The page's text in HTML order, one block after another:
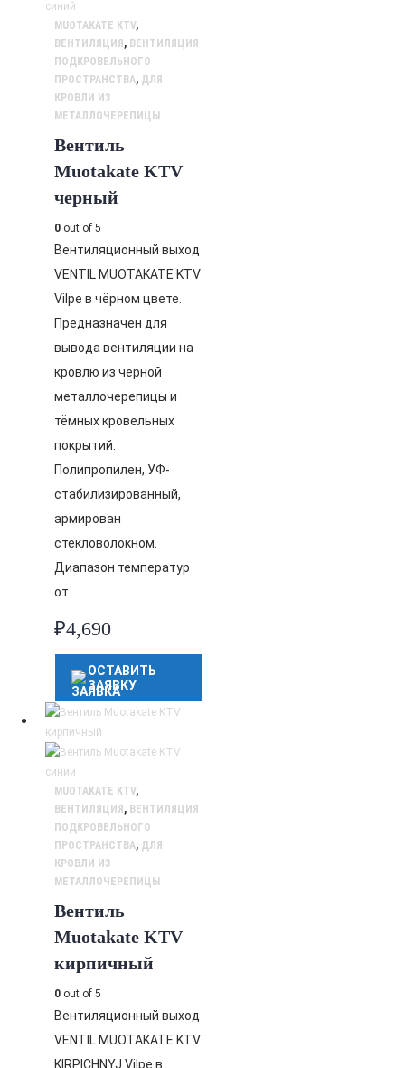
MUOTAKATE KTV,
ВЕНТИЛЯЦИЯ, ВЕНТИЛЯЦИЯ
ПОДКРОВЕЛЬНОГО
ПРОСТРАНСТВА, ДЛЯ
КРОВЛИ ИЗ
МЕТАЛЛОЧЕРЕПИЦЫ
Вентиль
Muotakate KTV
черный
0 out of 5
Вентиляционный выход
VENTIL MUOTAKATE KTV
Vilpe в чёрном цвете.
Предназначен для
вывода вентиляции на
кровлю из чёрной
металлочерепицы и
тёмных кровельных
покрытий.
Полипропилен, УФ-
стабилизированный,
армирован
стекловолокном.
Диапазон температур
от…
₽4,690
ОСТАВИТЬ
ЗАЯВКУ
MUOTAKATE KTV,
ВЕНТИЛЯЦИЯ, ВЕНТИЛЯЦИЯ
ПОДКРОВЕЛЬНОГО
ПРОСТРАНСТВА, ДЛЯ
КРОВЛИ ИЗ
МЕТАЛЛОЧЕРЕПИЦЫ
Вентиль
Muotakate KTV
кирпичный
0 out of 5
Вентиляционный выход
VENTIL MUOTAKATE KTV
KIRPICHNYJ Vilpe в